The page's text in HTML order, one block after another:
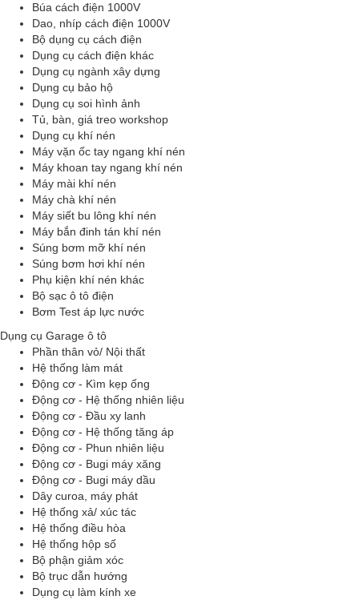
Búa cách điện 1000V
Dao, nhíp cách điện 1000V
Bộ dụng cụ cách điện
Dụng cụ cách điện khác
Dụng cụ ngành xây dựng
Dụng cụ bảo hộ
Dụng cụ soi hình ảnh
Tủ, bàn, giá treo workshop
Dụng cụ khí nén
Máy vặn ốc tay ngang khí nén
Máy khoan tay ngang khí nén
Máy mài khí nén
Máy chà khí nén
Máy siết bu lông khí nén
Máy bắn đinh tán khí nén
Súng bơm mỡ khí nén
Súng bơm hơi khí nén
Phụ kiện khí nén khác
Bộ sạc ô tô điện
Bơm Test áp lực nước
Dụng cụ Garage ô tô
Phần thân vỏ/ Nội thất
Hệ thống làm mát
Động cơ - Kìm kẹp ống
Động cơ - Hệ thống nhiên liệu
Động cơ - Đầu xy lanh
Động cơ - Hệ thống tăng áp
Động cơ - Phun nhiên liệu
Động cơ - Bugi máy xăng
Động cơ - Bugi máy dầu
Dây curoa, máy phát
Hệ thống xả/ xúc tác
Hệ thống điều hòa
Hệ thống hộp số
Bộ phận giảm xóc
Bộ trục dẫn hướng
Dụng cụ làm kính xe